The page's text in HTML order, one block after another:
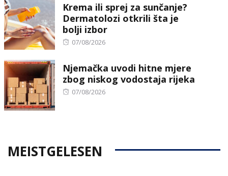
Krema ili sprej za sunčanje?
Dermatolozi otkrili šta je
bolji izbor
Posted
07/08/2026
Njemačka uvodi hitne mjere
zbog niskog vodostaja rijeka
Posted
07/08/2026
MEISTGELESEN